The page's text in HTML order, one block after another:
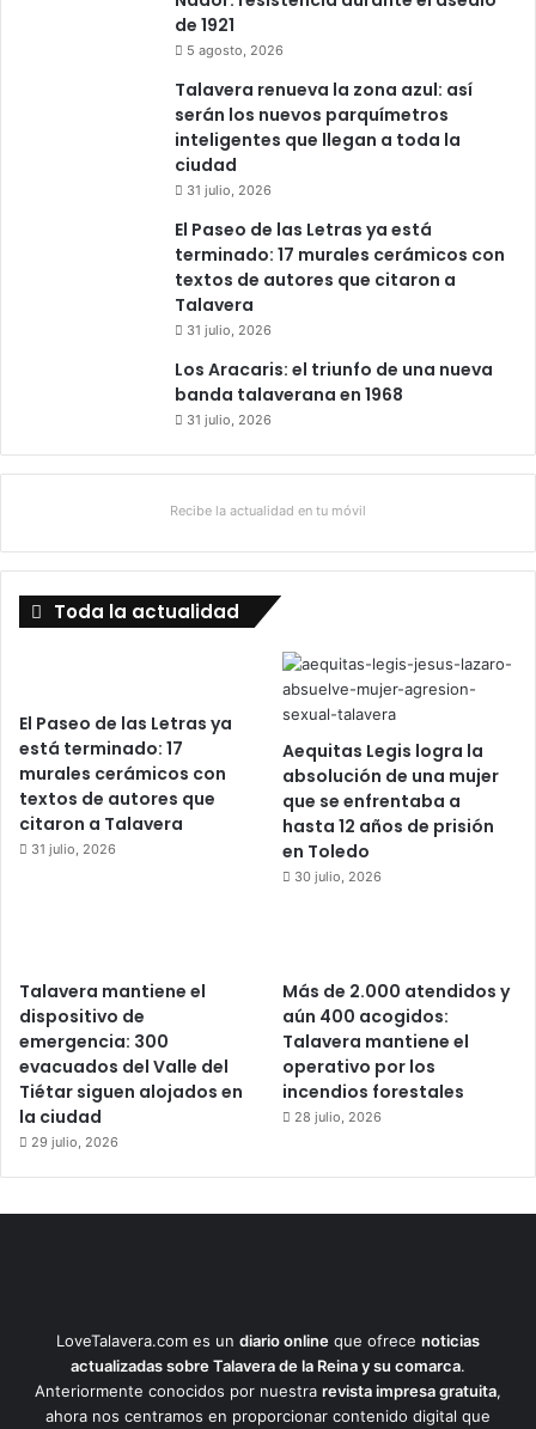
de 1921
5 agosto, 2026
Talavera renueva la zona azul: así
serán los nuevos parquímetros
inteligentes que llegan a toda la
ciudad
31 julio, 2026
El Paseo de las Letras ya está
terminado: 17 murales cerámicos con
textos de autores que citaron a
Talavera
31 julio, 2026
Los Aracaris: el triunfo de una nueva
banda talaverana en 1968
31 julio, 2026
Recibe la actualidad en tu móvil
Toda la actualidad
El Paseo de las Letras ya
está terminado: 17
murales cerámicos con
textos de autores que
citaron a Talavera
31 julio, 2026
Aequitas Legis logra la
absolución de una mujer
que se enfrentaba a
hasta 12 años de prisión
en Toledo
30 julio, 2026
Talavera mantiene el
dispositivo de
emergencia: 300
evacuados del Valle del
Tiétar siguen alojados en
la ciudad
29 julio, 2026
Más de 2.000 atendidos y
aún 400 acogidos:
Talavera mantiene el
operativo por los
incendios forestales
28 julio, 2026
LoveTalavera.com es un diario online que ofrece noticias
actualizadas sobre Talavera de la Reina y su comarca.
Anteriormente conocidos por nuestra revista impresa gratuita,
ahora nos centramos en proporcionar contenido digital que